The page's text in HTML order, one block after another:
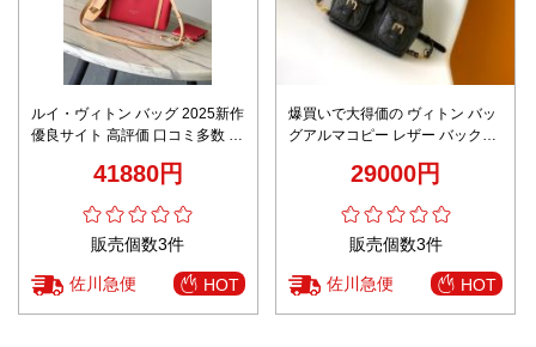
ルイ・ヴィトン バッグ 2025新作
優良サイト 高評価 口コミ多数 高
41880円
販売個数3件
佐川急便 HOT
爆買いで大得価の ヴィトン バッ
グアルマコピー レザー バックバ
29000円
販売個数3件
佐川急便 HOT